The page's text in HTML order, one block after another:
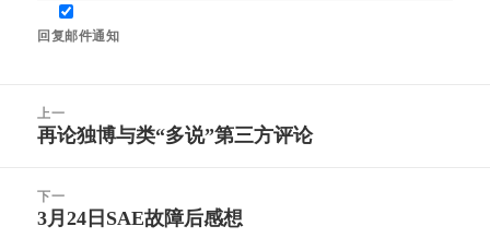
回复邮件通知
上一
上
文
章：
再论独博与类“多说”第三方评论
下一
下
3月24日SAE故障后感想